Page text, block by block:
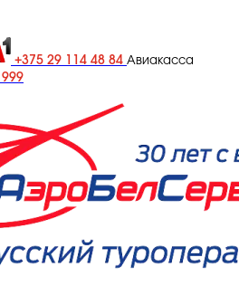
+375 29 114 48 84 Авиакасса